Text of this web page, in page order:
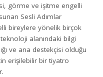
görme ve işitme engelli
Sesli Adımlar
bireylere yönelik birçok
alanındaki bilgi
ve ana destekçisi olduğu
erişilebilir bir tiyatro